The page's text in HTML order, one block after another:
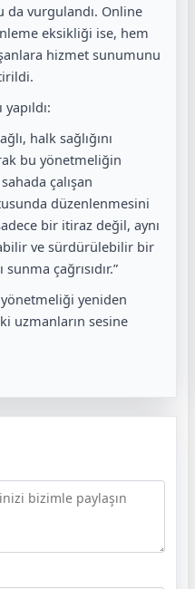
vurgulandı. Online
eksikliği ise, hem
hizmet sunumunu
halk sağlığını
bu yönetmeliğin
çalışan
düzenlenmesini
bir itiraz değil, aynı
ve sürdürülebilir bir
çağrısıdır.”
yeniden
uzmanların sesine